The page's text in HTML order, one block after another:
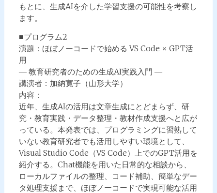
もとに、生成AIを介した学習支援の可能性を考察し
ます。
■プログラム2
演題：ほぼノーコードで始める VS Code × GPT活
用
― 教育研究者のための生成AI実践入門 ―
講演者：加納寛子（山形大学）
内容：
近年、生成AIの活用は文章生成にとどまらず、研
究・教育実践・データ整理・教材作成支援へと広が
っている。本発表では、プログラミングに習熟して
いない教育研究者でも活用しやすい環境として、
Visual Studio Code（VS Code）上でのGPT活用を
紹介する。Chat機能を用いた日常的な相談から、
ローカルファイルの整理、コード補助、簡単なデー
タ処理支援まで、ほぼノーコードで実現可能な活用